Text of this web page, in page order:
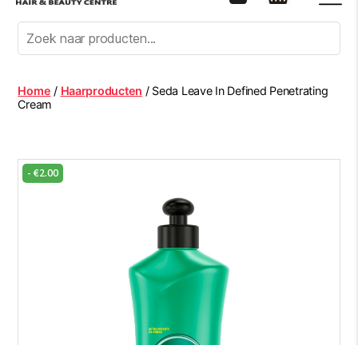
Afro
Hair
Beauty
Centre
Home / Haarproducten / Seda Leave In Defined Penetrating
Cream
-€2.00